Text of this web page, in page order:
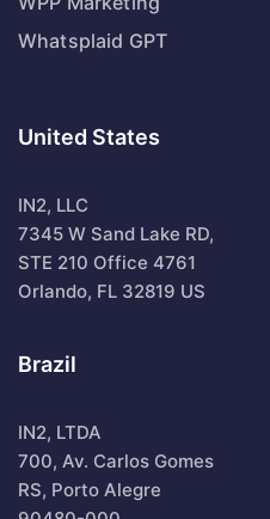
Whatsplaid GPT
United States
IN2, LLC
7345 W Sand Lake RD,
STE 210 Office 4761
Orlando, FL 32819 US
Brazil
IN2, LTDA
700, Av. Carlos Gomes
RS, Porto Alegre